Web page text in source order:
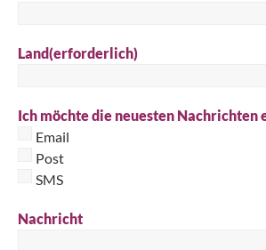
Land(erforderlich)
Ich möchte die neuesten Nachrichten
Email
Post
SMS
Nachricht